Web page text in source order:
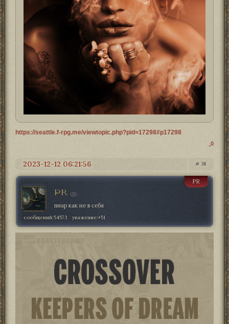
https://seattle.f-rpg.me/viewtopic.php?pid=17298#p17298
0
38
2023-12-12 06:21:56
PR
PR
пиар как не в себя
сообщений:54573 уважение:+51